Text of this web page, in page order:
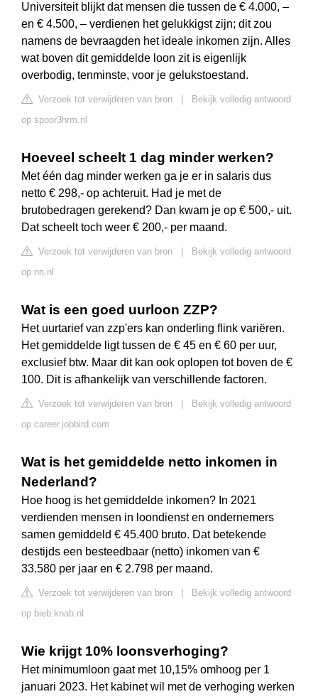
Universiteit blijkt dat mensen die tussen de € 4.000, –
en € 4.500, – verdienen het gelukkigst zijn; dit zou
namens de bevraagden het ideale inkomen zijn. Alles
wat boven dit gemiddelde loon zit is eigenlijk
overbodig, tenminste, voor je gelukstoestand.
Verzoek tot verwijderen van bron
Bekijk volledig antwoord
op spoor3hrm.nl
Hoeveel scheelt 1 dag minder werken?
Met één dag minder werken ga je er in salaris dus
netto € 298,- op achteruit. Had je met de
brutobedragen gerekend? Dan kwam je op € 500,- uit.
Dat scheelt toch weer € 200,- per maand.
Verzoek tot verwijderen van bron
Bekijk volledig antwoord
op nn.nl
Wat is een goed uurloon ZZP?
Het uurtarief van zzp'ers kan onderling flink variëren.
Het gemiddelde ligt tussen de € 45 en € 60 per uur,
exclusief btw. Maar dit kan ook oplopen tot boven de €
100. Dit is afhankelijk van verschillende factoren.
Verzoek tot verwijderen van bron
Bekijk volledig antwoord
op career.jobbird.com
Wat is het gemiddelde netto inkomen in
Nederland?
Hoe hoog is het gemiddelde inkomen? In 2021
verdienden mensen in loondienst en ondernemers
samen gemiddeld € 45.400 bruto. Dat betekende
destijds een besteedbaar (netto) inkomen van €
33.580 per jaar en € 2.798 per maand.
Verzoek tot verwijderen van bron
Bekijk volledig antwoord
op bieb.knab.nl
Wie krijgt 10% loonsverhoging?
Het minimumloon gaat met 10,15% omhoog per 1
januari 2023. Het kabinet wil met de verhoging werken